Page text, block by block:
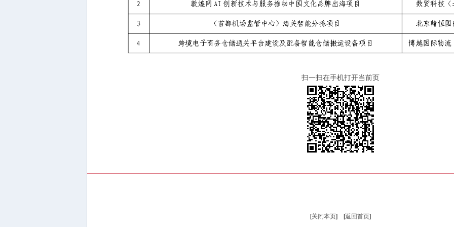
扫一扫在手机打开当前页
[关闭本页] [返回首页]